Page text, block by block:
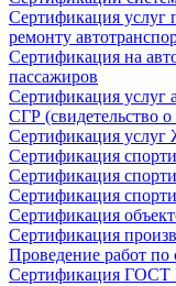
Сертификация услуг
ремонту
Сертификация на
пассажиров
Сертификация услуг
СГР (свидетельство
Сертификация
Сертификация
Сертификация
Сертификация
Сертификация
Сертификация
Проведение работ
Сертификация ГОСТ